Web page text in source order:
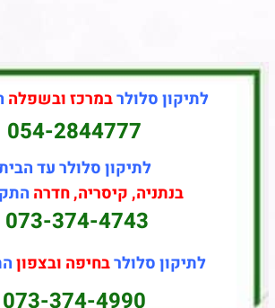
לתיקון סלולרבמרכז ובשפלה
054-2844777
לתיקון סלולר עד
בנתניה, קיסריה, חדרה
073-374-4743
לתיקון סלולרבחיפה ובצפון
073-374-4990